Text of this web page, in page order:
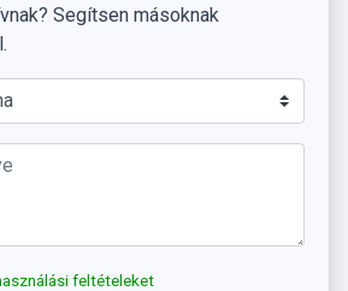
Segítsen másoknak
feltételeket